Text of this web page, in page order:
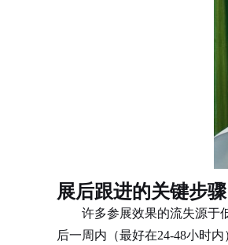
展后跟进的关键步骤
许多参展效果的流失源于
后一周内（最好在24-48小时